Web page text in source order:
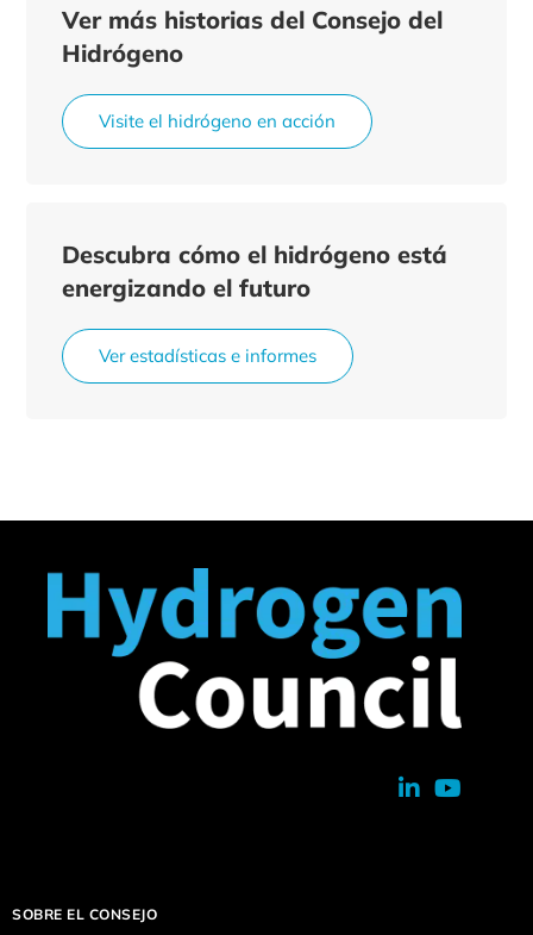
Ver más historias del Consejo del
Hidrógeno
Visite el hidrógeno en acción
Descubra cómo el hidrógeno está
energizando el futuro
Ver estadísticas e informes
SOBRE EL CONSEJO